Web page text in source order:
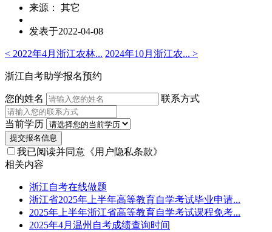
来源： 其它
发表于2022-04-08
< 2022年4月浙江农林... 2024年10月浙江农... >
浙江自考助学报名预约
您的姓名 联系方式
当前学历
提交报名信息
我已阅读并同意 《用户隐私条款》
相关内容
浙江自考在线做题
浙江省2025年上半年高等教育自学考试毕业申请...
2025年上半年浙江省高等教育自学考试课程免考...
2025年4月温州自考成绩查询时间